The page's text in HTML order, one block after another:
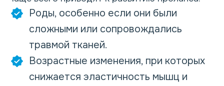
Роды, особенно если они были
сложными или сопровождались
травмой тканей.
Возрастные изменения, при которых
снижается эластичность мышц и